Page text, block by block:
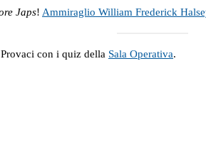
Japs! Ammiraglio William Frederick
con i quiz della Sala Operativa.